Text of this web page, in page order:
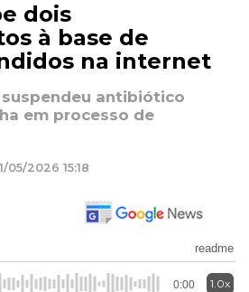
dois
à base de
na internet
antibiótico
em processo de
05/2026 15:18
readme
0:00 1.0x